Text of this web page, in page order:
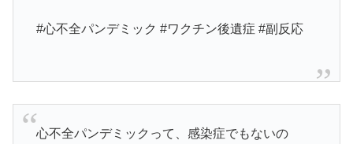
#心不全パンデミック #ワクチン後遺症 #副反応
心不全パンデミックって、感染症でもないの